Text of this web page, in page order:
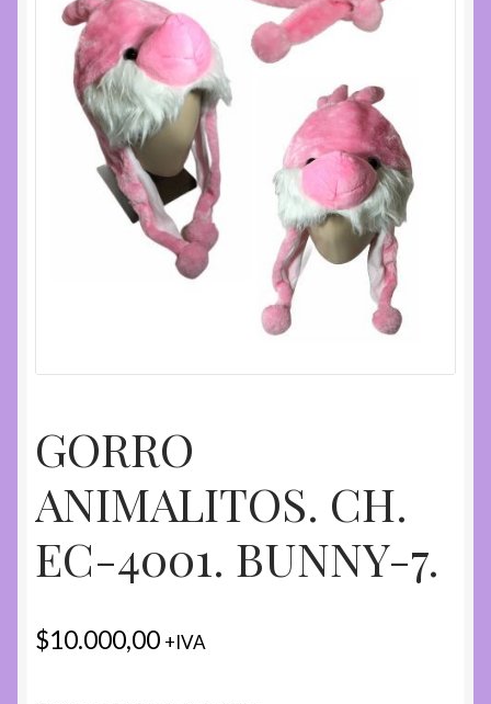
GORRO
ANIMALITOS. CH.
EC-4001. BUNNY-7.
$10.000,00 +IVA